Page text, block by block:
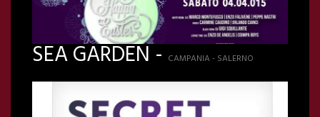
SEA GARDEN -CAMPANIA - SALERNO